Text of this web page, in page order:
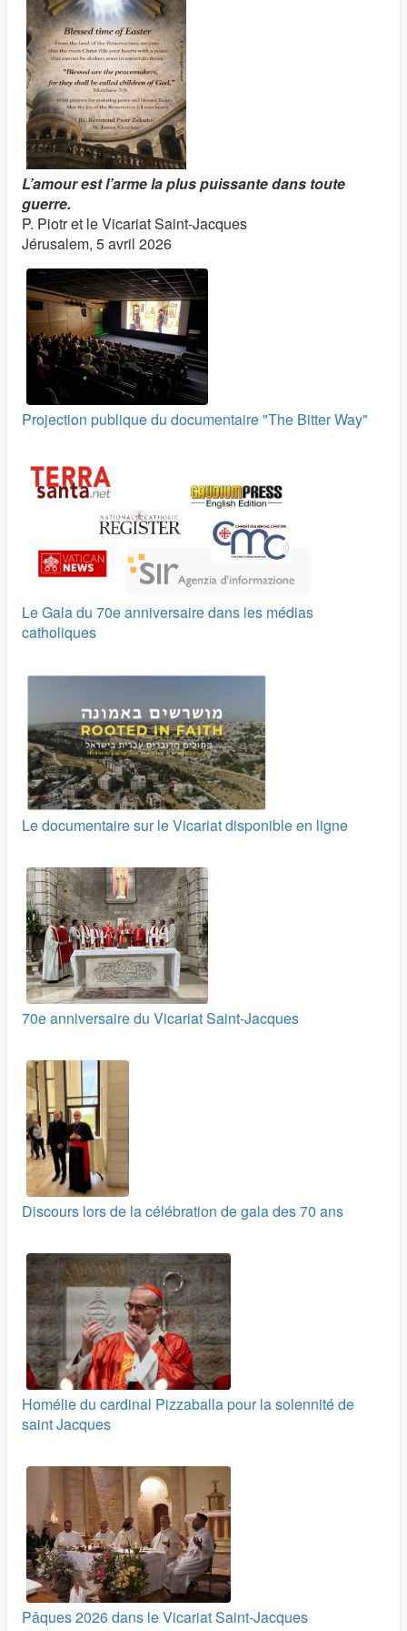
L’amour est l’arme la plus puissante dans toute
guerre.
P. Piotr et le Vicariat Saint‑Jacques
Jérusalem, 5 avril 2026
Projection publique du documentaire "The Bitter Way"
Le Gala du 70e anniversaire dans les médias
catholiques
Le documentaire sur le Vicariat disponible en ligne
70e anniversaire du Vicariat Saint-Jacques
Discours lors de la célébration de gala des 70 ans
Homélie du cardinal Pizzaballa pour la solennité de
saint Jacques
Pâques 2026 dans le Vicariat Saint-Jacques